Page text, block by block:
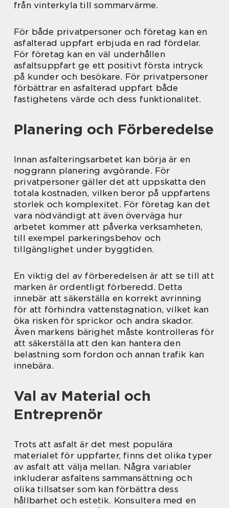
från vinterkyla till sommarvärme.
För både privatpersoner och företag kan en
asfalterad uppfart erbjuda en rad fördelar.
För företag kan en väl underhållen
asfaltsuppfart ge ett positivt första intryck
på kunder och besökare. För privatpersoner
förbättrar en asfalterad uppfart både
fastighetens värde och dess funktionalitet.
Planering och Förberedelse
Innan asfalteringsarbetet kan börja är en
noggrann planering avgörande. För
privatpersoner gäller det att uppskatta den
totala kostnaden, vilken beror på uppfartens
storlek och komplexitet. För företag kan det
vara nödvändigt att även överväga hur
arbetet kommer att påverka verksamheten,
till exempel parkeringsbehov och
tillgänglighet under byggtiden.
En viktig del av förberedelsen är att se till att
marken är ordentligt förberedd. Detta
innebär att säkerställa en korrekt avrinning
för att förhindra vattenstagnation, vilket kan
öka risken för sprickor och andra skador.
Även markens bärighet måste kontrolleras för
att säkerställa att den kan hantera den
belastning som fordon och annan trafik kan
innebära.
Val av Material och
Entreprenör
Trots att asfalt är det mest populära
materialet för uppfarter, finns det olika typer
av asfalt att välja mellan. Några variabler
inkluderar asfaltens sammansättning och
olika tillsatser som kan förbättra dess
hållbarhet och estetik. Konsultera med en